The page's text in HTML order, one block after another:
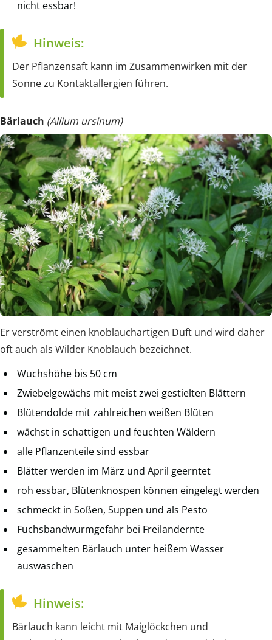
nicht essbar!
Hinweis:
Der Pflanzensaft kann im Zusammenwirken mit der
Sonne zu Kontaktallergien führen.
Bärlauch (Allium ursinum)
Er verströmt einen knoblauchartigen Duft und wird daher
oft auch als Wilder Knoblauch bezeichnet.
Wuchshöhe bis 50 cm
Zwiebelgewächs mit meist zwei gestielten Blättern
Blütendolde mit zahlreichen weißen Blüten
wächst in schattigen und feuchten Wäldern
alle Pflanzenteile sind essbar
Blätter werden im März und April geerntet
roh essbar, Blütenknospen können eingelegt werden
schmeckt in Soßen, Suppen und als Pesto
Fuchsbandwurmgefahr bei Freilandernte
gesammelten Bärlauch unter heißem Wasser
auswaschen
Hinweis:
Bärlauch kann leicht mit Maiglöckchen und